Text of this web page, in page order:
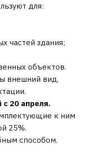
для:
частей здания;
объектов.
внешний вид,
с 20 апреля.
к ним
25%.
способом.